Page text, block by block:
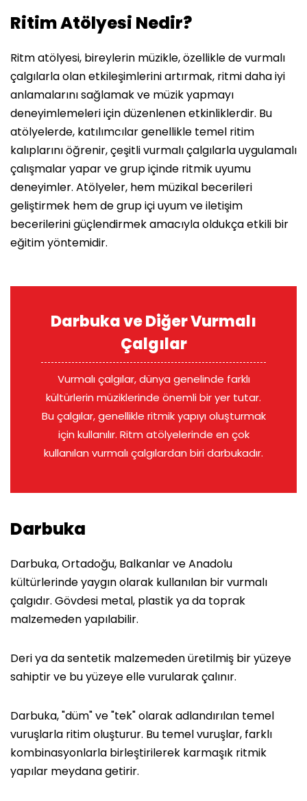
Ritim Atölyesi Nedir?
Ritm atölyesi, bireylerin müzikle, özellikle de vurmalı
çalgılarla olan etkileşimlerini artırmak, ritmi daha iyi
anlamalarını sağlamak ve müzik yapmayı
deneyimlemeleri için düzenlenen etkinliklerdir. Bu
atölyelerde, katılımcılar genellikle temel ritim
kalıplarını öğrenir, çeşitli vurmalı çalgılarla uygulamalı
çalışmalar yapar ve grup içinde ritmik uyumu
deneyimler. Atölyeler, hem müzikal becerileri
geliştirmek hem de grup içi uyum ve iletişim
becerilerini güçlendirmek amacıyla oldukça etkili bir
eğitim yöntemidir.
Darbuka ve Diğer Vurmalı
Çalgılar
Vurmalı çalgılar, dünya genelinde farklı
kültürlerin müziklerinde önemli bir yer tutar.
Bu çalgılar, genellikle ritmik yapıyı oluşturmak
için kullanılır. Ritm atölyelerinde en çok
kullanılan vurmalı çalgılardan biri darbukadır.
Darbuka
Darbuka, Ortadoğu, Balkanlar ve Anadolu
kültürlerinde yaygın olarak kullanılan bir vurmalı
çalgıdır. Gövdesi metal, plastik ya da toprak
malzemeden yapılabilir.
Deri ya da sentetik malzemeden üretilmiş bir yüzeye
sahiptir ve bu yüzeye elle vurularak çalınır.
Darbuka, "düm" ve "tek" olarak adlandırılan temel
vuruşlarla ritim oluşturur. Bu temel vuruşlar, farklı
kombinasyonlarla birleştirilerek karmaşık ritmik
yapılar meydana getirir.